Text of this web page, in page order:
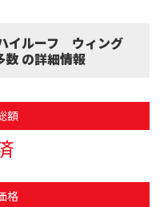
イルーフ ウィング
の詳細情報
額
格